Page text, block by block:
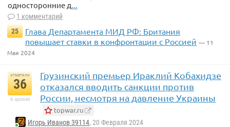
односторонние д
1 комментарий
25
Глава Департамента МИД РФ: Британия
повышает ставки в конфронтации с Россией — 11
Мая 2024
отметили
36
в архиве
Грузинский премьер Ираклий Кобахидзе
отказался вводить санкции против
России, несмотря на давление Украины
topwar.ru
Игорь Иванов 39114, 20 Февраля 2024